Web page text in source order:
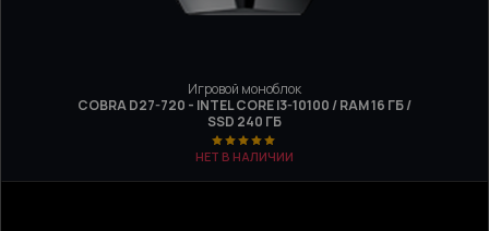
Игровой моноблок
COBRA D27-720 - INTEL CORE I3-10100 / RAM 16 ГБ /
SSD 240 ГБ
НЕТ В НАЛИЧИИ